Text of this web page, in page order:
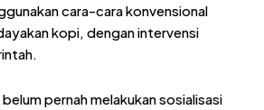
cara-cara konvensional
kopi, dengan intervensi
pernah melakukan sosialisasi